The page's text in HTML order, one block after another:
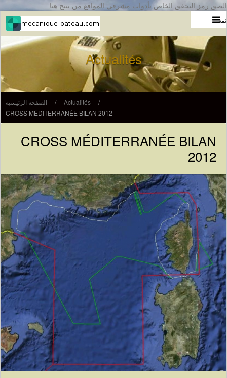
الصق رمز التحقق الخاص بأدوات مشرفي المواقع من بينج هنا
Actualités
الصفحة الرئيسية / Actualités
/
CROSS MÉDITERRANÉE BILAN 2012
CROSS MÉDITERRANÉE BILAN
2012